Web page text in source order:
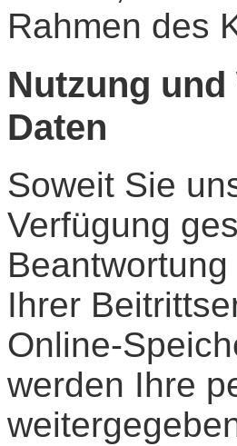
Rahmen des
Nutzung
Daten
Soweit Sie
Verfügung
Ihrer
Online-
werden Ihre